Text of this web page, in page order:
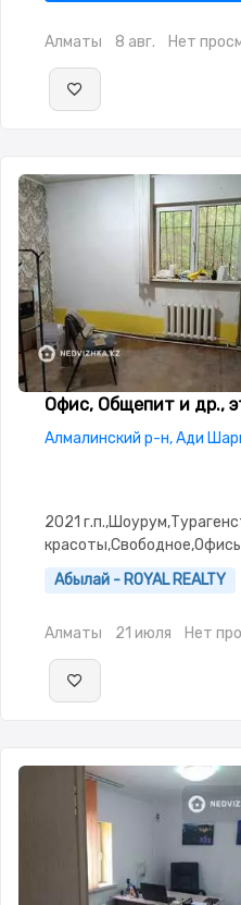
Алматы 8 авг. Нет
Офис, Общепит и др.,
Алмалинский р-н, Ади
2021
Абылай - ROYAL REALTY
Алматы 21 июля Нет